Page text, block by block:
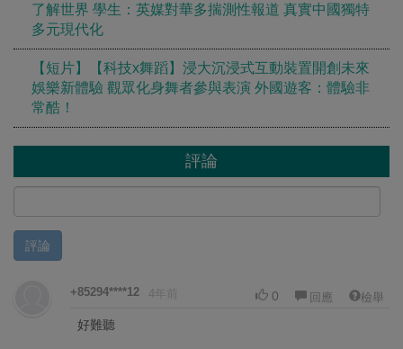
了解世界 學生：英媒對華多揣測性報道 真實中國獨特
多元現代化
【短片】【科技x舞蹈】浸大沉浸式互動裝置開創未來
娛樂新體驗 觀眾化身舞者參與表演 外國遊客：體驗非
常酷！
評論
評論
+85294****12 4年前 0 回應 檢舉
好難聽